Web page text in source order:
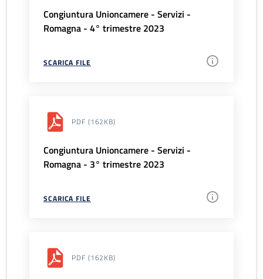
Congiuntura Unioncamere - Servizi -
Romagna - 4° trimestre 2023
SCARICA FILE
PDF (162KB)
Congiuntura Unioncamere - Servizi -
Romagna - 3° trimestre 2023
SCARICA FILE
PDF (162KB)